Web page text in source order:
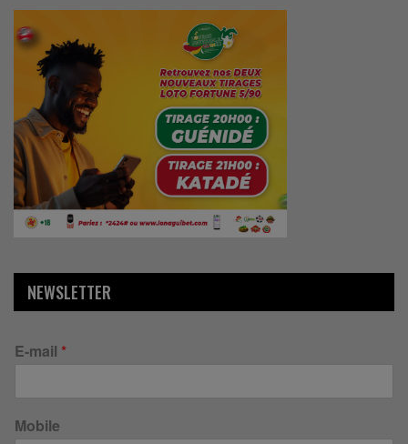
NEWSLETTER
E-mail *
Mobile